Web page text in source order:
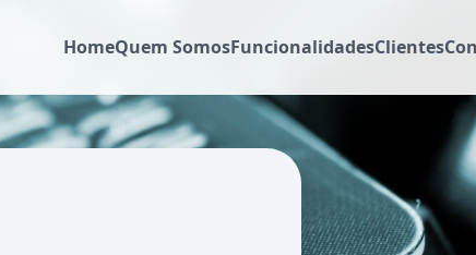
HomeQuem SomosFuncionalidadesClientes